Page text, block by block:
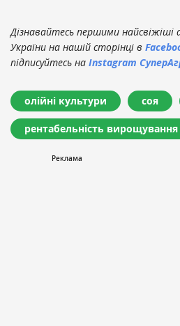
Дізнавайтесь першими найсвіжіші
України на нашій сторінці в
підписуйтесь на Instagram
олійні культури соя
рентабельність вирощування